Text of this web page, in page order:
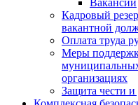
Вакансии
Кадровый
вакантной
Оплата труда
Меры
организациях
Защита чести и